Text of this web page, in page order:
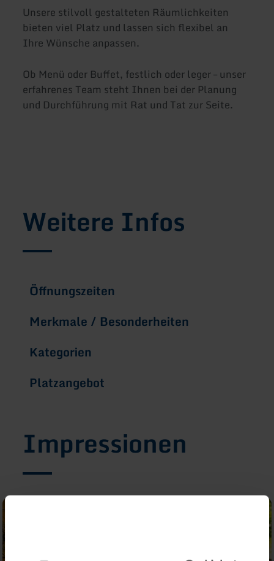
Unsere stilvoll gestalteten Räumlichkeiten
bieten viel Platz und lassen sich flexibel an
Ihre Wünsche anpassen.
Ob Menü oder Buffet, festlich oder leger – unser
erfahrenes Team steht Ihnen bei der Planung
und Durchführung mit Rat und Tat zur Seite.
Weitere Infos
Öffnungszeiten
Merkmale / Besonderheiten
Kategorien
Platzangebot
Impressionen